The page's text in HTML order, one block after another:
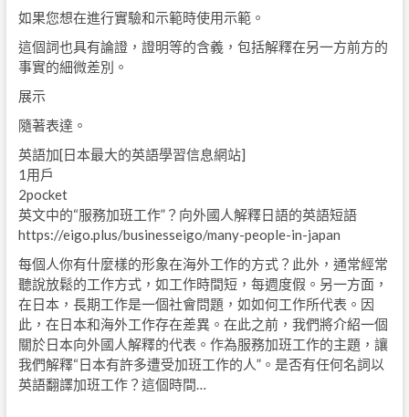
如果您想在進行實驗和示範時使用示範。
這個詞也具有論證，證明等的含義，包括解釋在另一方前方的
事實的細微差別。
展示
隨著表達。
英語加[日本最大的英語學習信息網站]
1用戶
2pocket
英文中的“服務加班工作”？向外國人解釋日語的英語短語
https://eigo.plus/businesseigo/many-people-in-japan
每個人你有什麼樣的形象在海外工作的方式？此外，通常經常
聽說放鬆的工作方式，如工作時間短，每週度假。另一方面，
在日本，長期工作是一個社會問題，如如何工作所代表。因
此，在日本和海外工作存在差異。在此之前，我們將介紹一個
關於日本向外國人解釋的代表。作為服務加班工作的主題，讓
我們解釋“日本有許多遭受加班工作的人”。是否有任何名詞以
英語翻譯加班工作？這個時間…